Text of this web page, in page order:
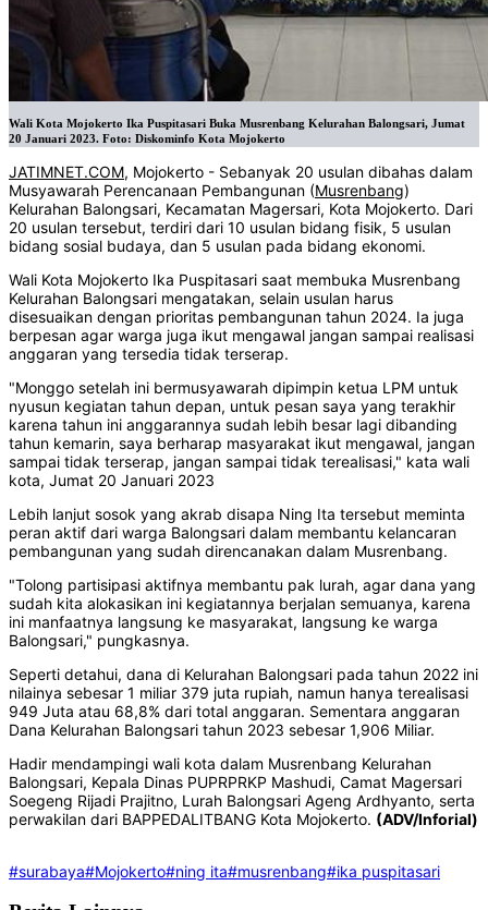
Wali Kota Mojokerto Ika Puspitasari Buka Musrenbang Kelurahan Balongsari, Jumat
20 Januari 2023. Foto: Diskominfo Kota Mojokerto
JATIMNET.COM, Mojokerto - Sebanyak 20 usulan dibahas dalam
Musyawarah Perencanaan Pembangunan (Musrenbang)
Kelurahan Balongsari, Kecamatan Magersari, Kota Mojokerto. Dari
20 usulan tersebut, terdiri dari 10 usulan bidang fisik, 5 usulan
bidang sosial budaya, dan 5 usulan pada bidang ekonomi.
Wali Kota Mojokerto Ika Puspitasari saat membuka Musrenbang
Kelurahan Balongsari mengatakan, selain usulan harus
disesuaikan dengan prioritas pembangunan tahun 2024. Ia juga
berpesan agar warga juga ikut mengawal jangan sampai realisasi
anggaran yang tersedia tidak terserap.
"Monggo setelah ini bermusyawarah dipimpin ketua LPM untuk
nyusun kegiatan tahun depan, untuk pesan saya yang terakhir
karena tahun ini anggarannya sudah lebih besar lagi dibanding
tahun kemarin, saya berharap masyarakat ikut mengawal, jangan
sampai tidak terserap, jangan sampai tidak terealisasi," kata wali
kota, Jumat 20 Januari 2023
Lebih lanjut sosok yang akrab disapa Ning Ita tersebut meminta
peran aktif dari warga Balongsari dalam membantu kelancaran
pembangunan yang sudah direncanakan dalam Musrenbang.
"Tolong partisipasi aktifnya membantu pak lurah, agar dana yang
sudah kita alokasikan ini kegiatannya berjalan semuanya, karena
ini manfaatnya langsung ke masyarakat, langsung ke warga
Balongsari," pungkasnya.
Seperti detahui, dana di Kelurahan Balongsari pada tahun 2022 ini
nilainya sebesar 1 miliar 379 juta rupiah, namun hanya terealisasi
949 Juta atau 68,8% dari total anggaran. Sementara anggaran
Dana Kelurahan Balongsari tahun 2023 sebesar 1,906 Miliar.
Hadir mendampingi wali kota dalam Musrenbang Kelurahan
Balongsari, Kepala Dinas PUPRPRKP Mashudi, Camat Magersari
Soegeng Rijadi Prajitno, Lurah Balongsari Ageng Ardhyanto, serta
perwakilan dari BAPPEDALITBANG Kota Mojokerto. (ADV/Inforial)
#surabaya#Mojokerto#ning ita#musrenbang#ika puspitasari